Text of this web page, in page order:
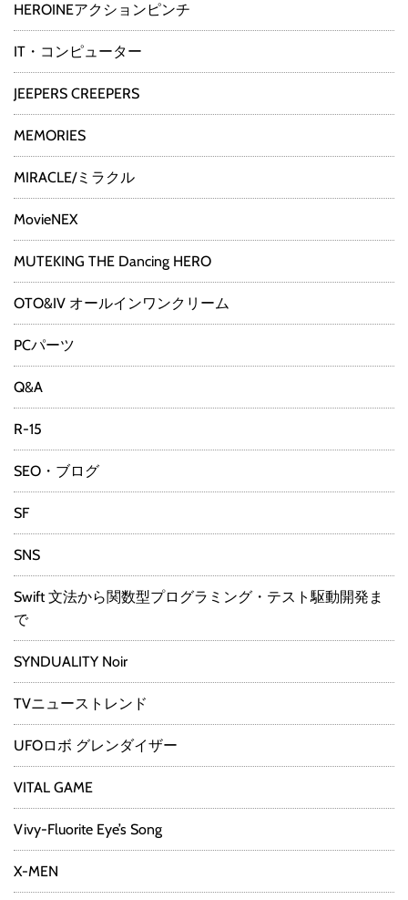
HEROINEアクションピンチ
IT・コンピューター
JEEPERS CREEPERS
MEMORIES
MIRACLE/ミラクル
MovieNEX
MUTEKING THE Dancing HERO
OTO&IV オールインワンクリーム
PCパーツ
Q&A
R-15
SEO・ブログ
SF
SNS
Swift 文法から関数型プログラミング・テスト駆動開発ま
で
SYNDUALITY Noir
TVニューストレンド
UFOロボ グレンダイザー
VITAL GAME
Vivy-Fluorite Eye’s Song
X-MEN